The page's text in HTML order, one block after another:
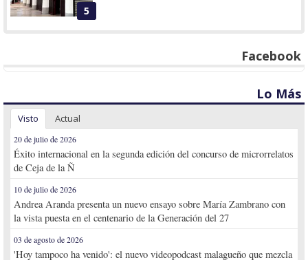
5
Facebook
Lo Más
Visto Actual
20 de julio de 2026
Éxito internacional en la segunda edición del concurso de microrrelatos
de Ceja de la Ñ
10 de julio de 2026
Andrea Aranda presenta un nuevo ensayo sobre María Zambrano con
la vista puesta en el centenario de la Generación del 27
03 de agosto de 2026
'Hoy tampoco ha venido': el nuevo videopodcast malagueño que mezcla